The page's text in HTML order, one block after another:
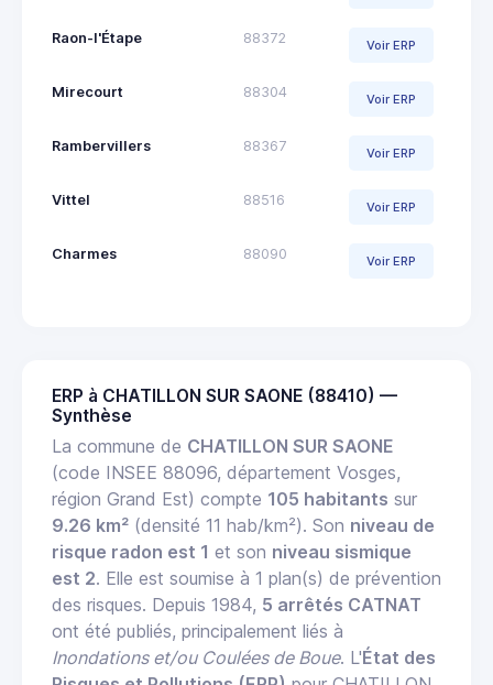
Raon-l'Étape 88372 Voir ERP
Mirecourt 88304 Voir ERP
Rambervillers 88367 Voir ERP
Vittel 88516 Voir ERP
Charmes 88090 Voir ERP
ERP à CHATILLON SUR SAONE (88410) —
Synthèse
La commune de CHATILLON SUR SAONE
(code INSEE 88096, département Vosges,
région Grand Est) compte 105 habitants sur
9.26 km² (densité 11 hab/km²). Son niveau de
risque radon est 1 et son niveau sismique
est 2. Elle est soumise à 1 plan(s) de prévention
des risques. Depuis 1984, 5 arrêtés CATNAT
ont été publiés, principalement liés à
Inondations et/ou Coulées de Boue. L'État des